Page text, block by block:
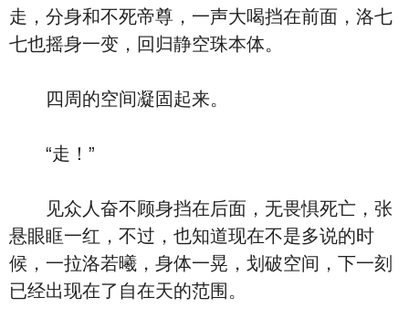
走，分身和不死帝尊，一声大喝挡在前面，洛七
七也摇身一变，回归静空珠本体。
四周的空间凝固起来。
“走！”
见众人奋不顾身挡在后面，无畏惧死亡，张
悬眼眶一红，不过，也知道现在不是多说的时
候，一拉洛若曦，身体一晃，划破空间，下一刻
已经出现在了自在天的范围。